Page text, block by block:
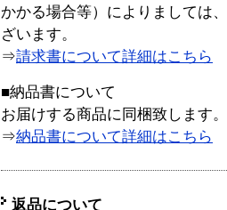
かかる場合等）によりましては
ざいます。
⇒請求書について詳細はこちら
■納品書について
お届けする商品に同梱致します。
⇒納品書について詳細はこちら
返品について